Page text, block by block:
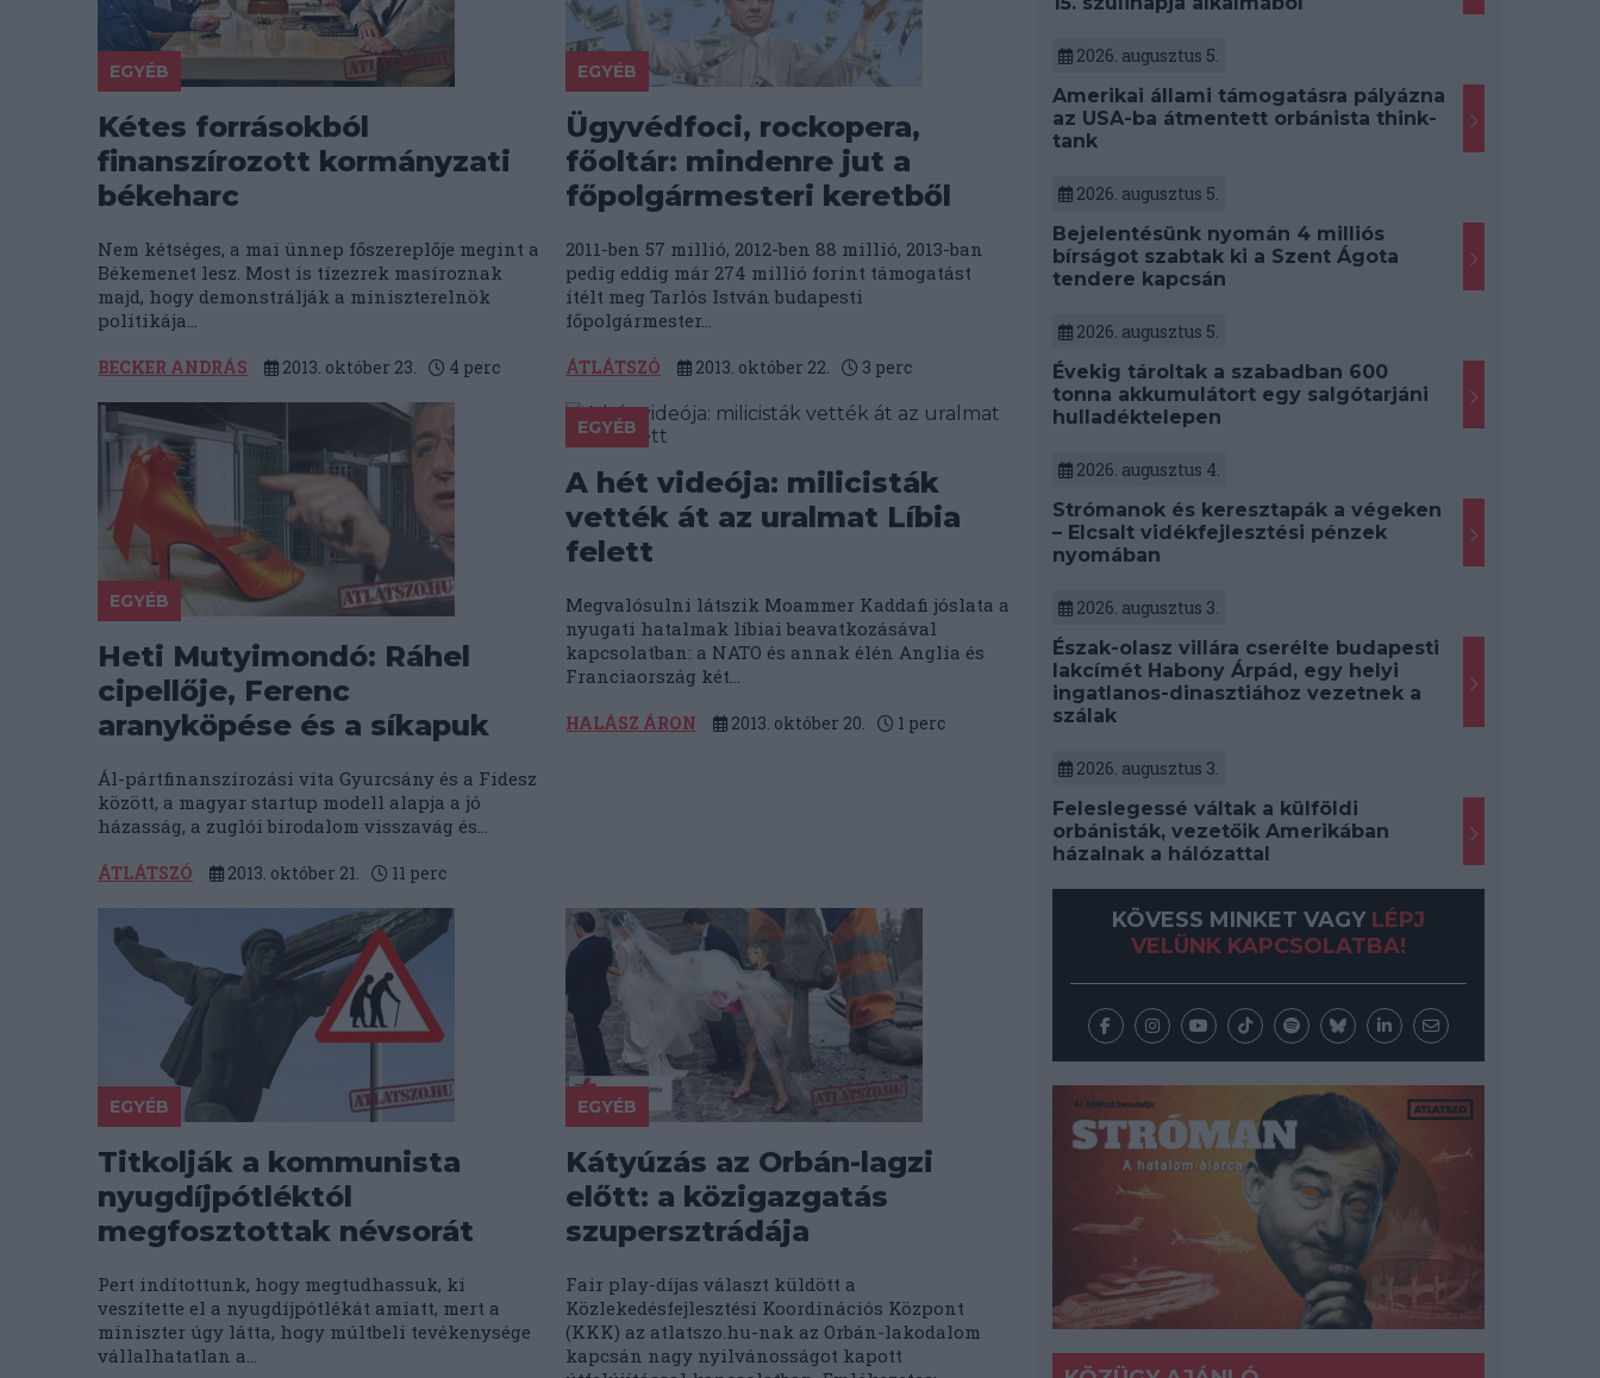
EGYÉB
Kétes forrásokból
finanszírozott kormányzati
békeharc
Nem kétséges, a mai ünnep főszereplője megint a
Békemenet lesz. Most is tízezrek masíroznak
majd, hogy demonstrálják a miniszterelnök
politikája...
BECKER ANDRÁS 2013. október 23. 4 perc
EGYÉB
Ügyvédfoci, rockopera,
főoltár: mindenre jut a
főpolgármesteri keretből
2011-ben 57 millió, 2012-ben 88 millió, 2013-ban
pedig eddig már 274 millió forint támogatást
ítélt meg Tarlós István budapesti
főpolgármester...
ÁTLÁTSZÓ 2013. október 22. 3 perc
EGYÉB
Heti Mutyimondó: Ráhel
cipellője, Ferenc
aranyköpése és a síkapuk
Ál-pártfinanszírozási vita Gyurcsány és a Fidesz
között, a magyar startup modell alapja a jó
házasság, a zuglói birodalom visszavág és...
ÁTLÁTSZÓ 2013. október 21. 11 perc
EGYÉB
A hét videója: milicisták
vették át az uralmat Líbia
felett
Megvalósulni látszik Moammer Kaddafi jóslata a
nyugati hatalmak líbiai beavatkozásával
kapcsolatban: a NATO és annak élén Anglia és
Franciaország két...
HALÁSZ ÁRON 2013. október 20. 1 perc
EGYÉB
Titkolják a kommunista
nyugdíjpótléktól
megfosztottak névsorát
Pert indítottunk, hogy megtudhassuk, ki
veszítette el a nyugdíjpótlékát amiatt, mert a
miniszter úgy látta, hogy múltbeli tevékenysége
vállalhatatlan a...
EGYÉB
Kátyúzás az Orbán-lagzi
előtt: a közigazgatás
szupersztrádája
Fair play-díjas választ küldött a
Közlekedésfejlesztési Koordinációs Központ
(KKK) az atlatszo.hu-nak az Orbán-lakodalom
kapcsán nagy nyilvánosságot kapott
2026. augusztus 5.
Amerikai állami támogatásra pályázna
az USA-ba átmentett orbánista think-
tank
2026. augusztus 5.
Bejelentésünk nyomán 4 milliós
bírságot szabtak ki a Szent Ágota
tendere kapcsán
2026. augusztus 5.
Évekig tároltak a szabadban 600
tonna akkumulátort egy salgótarjáni
hulladéktelepen
2026. augusztus 4.
Strómanok és keresztapák a végeken
– Elcsalt vidékfejlesztési pénzek
nyomában
2026. augusztus 3.
Észak-olasz villára cserélte budapesti
lakcímét Habony Árpád, egy helyi
ingatlanos-dinasztiához vezetnek a
szálak
2026. augusztus 3.
Feleslegessé váltak a külföldi
orbánisták, vezetőik Amerikában
házalnak a hálózattal
KÖVESS MINKET VAGY LÉPJ
VELÜNK KAPCSOLATBA!